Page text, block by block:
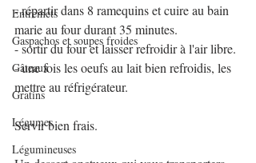
Entremets
Gaspachos et soupes froides
Gâteaux
Gratins
Légumes
Légumineuses
- répartir dans 8 ramequins et cuire au bain
marie au four durant 35 minutes.
- sortir du four et laisser refroidir à l'air libre.
- une fois les oeufs au lait bien refroidis, les
mettre au réfrigérateur.
Servir bien frais.